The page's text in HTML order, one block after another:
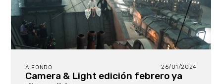
A FONDO 26/01/2024
Camera & Light edición febrero ya